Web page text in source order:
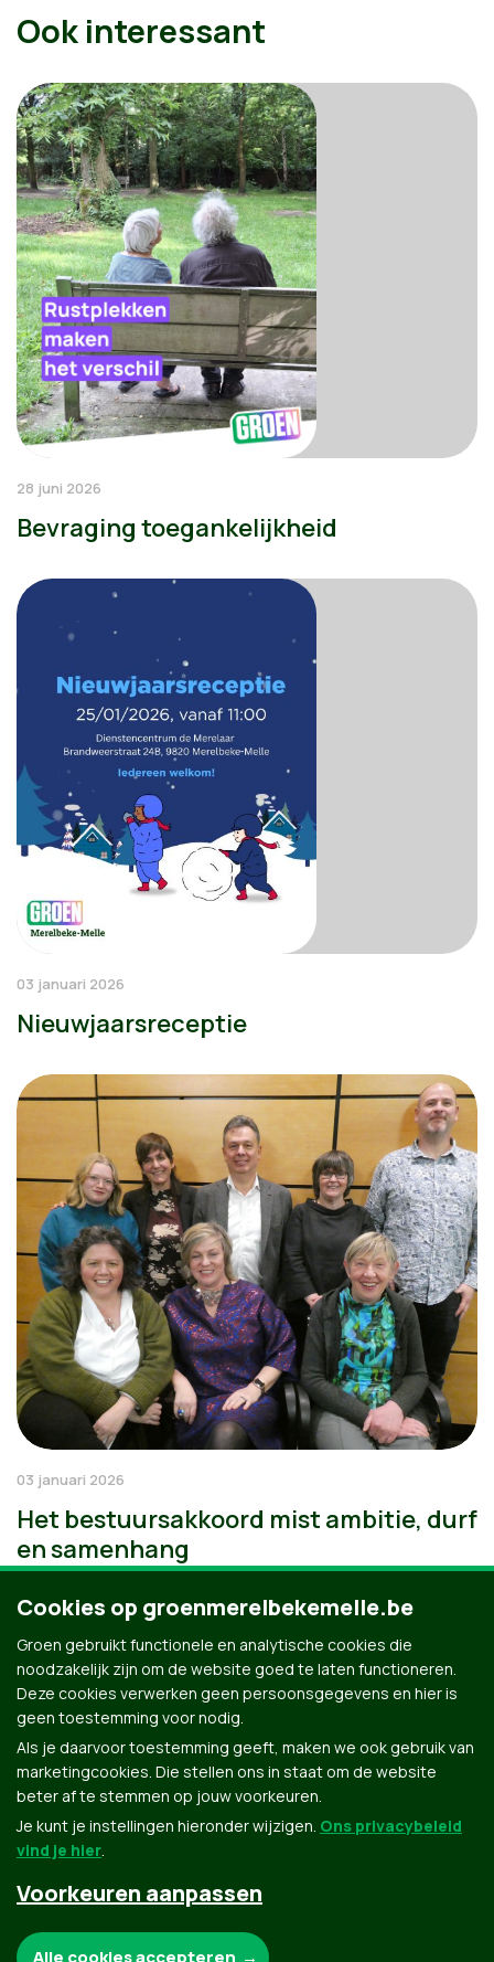
Ook interessant
28 juni 2026
Bevraging toegankelijkheid
03 januari 2026
Nieuwjaarsreceptie
03 januari 2026
Het bestuursakkoord mist ambitie, durf
en samenhang
Groen.be
Cookies op groenmerelbekemelle.be
Groen gebruikt functionele en analytische cookies die
noodzakelijk zijn om de website goed te laten functioneren.
Deze cookies verwerken geen persoonsgegevens en hier is
geen toestemming voor nodig.
Als je daarvoor toestemming geeft, maken we ook gebruik van
marketingcookies. Die stellen ons in staat om de website
beter af te stemmen op jouw voorkeuren.
Je kunt je instellingen hieronder wijzigen. Ons privacybeleid
vind je hier.
Voorkeuren aanpassen
Alle cookies accepteren